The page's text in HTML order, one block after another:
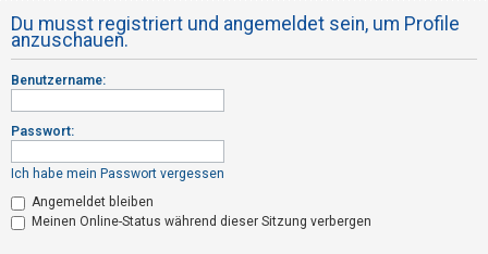
e
l
d
e
n
R
e
Du musst registriert und angemeldet sein, um Profile
anzuschauen.
Benutzername:
Passwort:
Ich habe mein Passwort vergessen
Angemeldet bleiben
Meinen Online-Status während dieser Sitzung verbergen